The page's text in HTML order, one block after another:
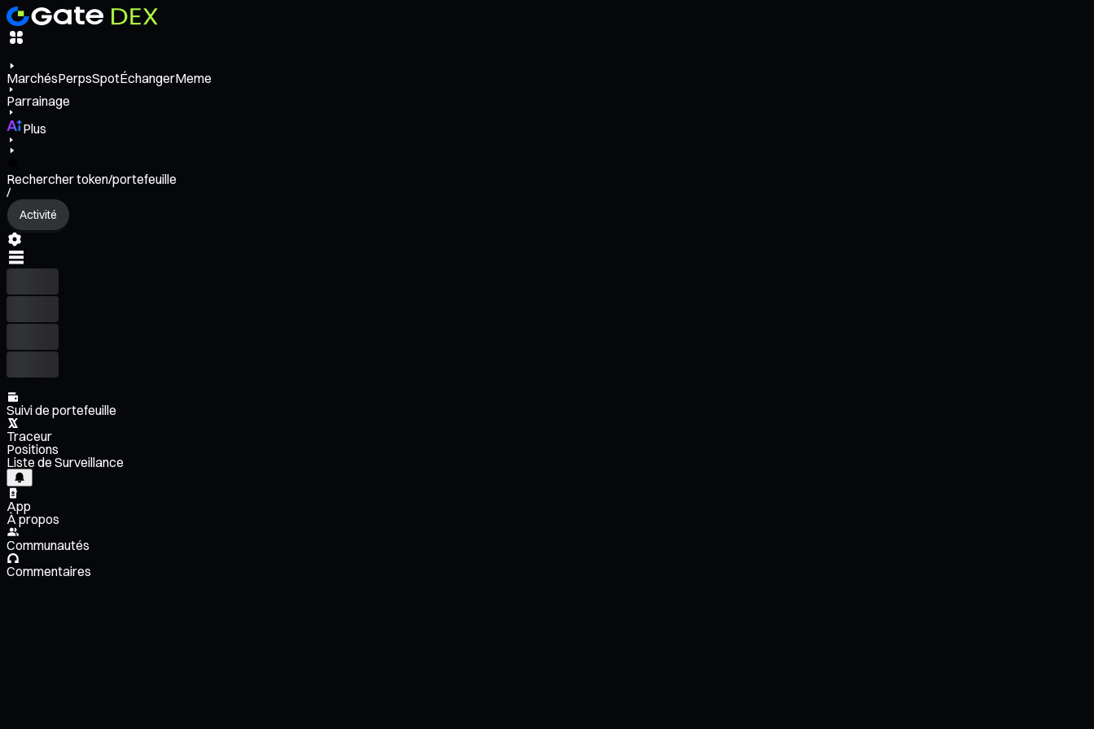
MarchésPerpsSpotÉchangerMeme
Parrainage
Plus
Rechercher token/portefeuille
/
Activité
Suivi de portefeuille
Traceur
Positions
Liste de Surveillance
App
À propos
Communautés
Commentaires